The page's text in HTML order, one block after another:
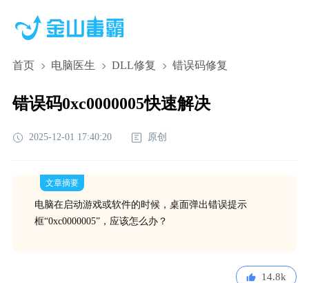
首页 电脑医生 DLL修复 错误码修复
错误码0xc0000005快速解决
2025-12-01 17:40:20 原创
文章摘要
电脑在启动游戏或软件的时候，桌面弹出错误提示
框“0xc0000005”，应该怎么办？
14.8k